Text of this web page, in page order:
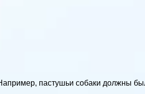
пастушьи собаки должны